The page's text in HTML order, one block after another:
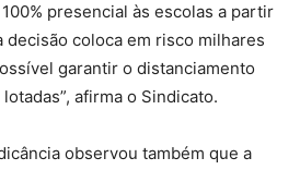
presencial às escolas a partir
decisão coloca em risco milhares
garantir o distanciamento
afirma o Sindicato.
observou também que a